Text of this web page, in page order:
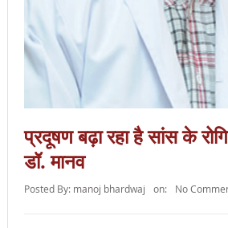
प्रदूषण बढ़ा रहा है सांस के
डॉ. मानव
Posted By: manoj bhardwaj on:
No